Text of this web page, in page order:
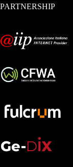
PARTNERSHIP